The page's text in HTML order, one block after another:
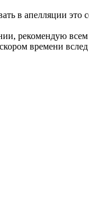
в апелляции это
рекомендую
времени